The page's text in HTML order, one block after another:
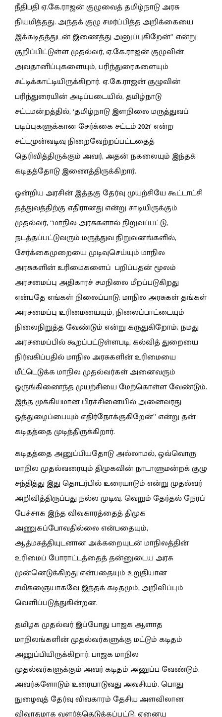
நீதிபதி ஏ.கே.ராஜன் குழுவைத் தமிழ்நாடு அரசு
நியமித்தது. அந்தக் குழு சமர்ப்பித்த அறிக்கையை
இக்கடிதத்துடன் இணைத்து அனுப்புகிறேன்” என்று
குறிப்பிட்டுள்ள முதல்வர், ஏ.கே.ராஜன் குழுவின்
அவதானிப்புகளையும், பரிந்துரைகளையும்
சுட்டிக்காட்டியிருக்கிறார். ஏ.கே.ராஜன் குழுவின்
பரிந்துரையின் அடிப்படையில், தமிழ்நாடு
சட்டமன்றத்தில், ‘தமிழ்நாடு இளநிலை மருத்துவப்
படிப்புகளுக்கான சேர்க்கை சட்டம் 2021’ என்ற
சட்டமுன்வடிவு நிறைவேற்றப்பட்டதைத்
தெரிவித்திருக்கும் அவர், அதன் நகலையும் இந்தக்
கடிதத்தோடு இணைத்திருக்கிறார்.
ஒன்றிய அரசின் இத்தகு தேர்வு முயற்சியே கூட்டாட்சி
தத்துவத்திற்கு எதிரானது என்று சாடியிருக்கும்
முதல்வர், “மாநில அரசுகளால் நிறுவப்பட்டு,
நடத்தப்பட்டுவரும் மருத்துவ நிறுவனங்களில்,
சேர்க்கைமுறையை முடிவுசெய்யும் மாநில
அரசுகளின் உரிமைகளைப் பறிப்பதன் மூலம்
அரசமைப்பு அதிகாரச் சமநிலை மீறப்படுகிறது
என்பதே எங்கள் நிலைப்பாடு; மாநில அரசுகள் தங்கள்
அரசமைப்பு உரிமையையும், நிலைப்பாட்டையும்
நிலைநிறுத்த வேண்டும் என்று கருதுகிறோம்; நமது
அரசமைப்பில் கூறப்பட்டுள்ளபடி, கல்வித் துறையை
நிர்வகிப்பதில் மாநில அரசுகளின் உரிமையை
மீட்டெடுக்க மாநில முதல்வர்கள் அனைவரும்
ஒருங்கிணைந்த முயற்சியை மேற்கொள்ள வேண்டும்.
இந்த முக்கியமான பிரச்சினையில் அனைவரது
ஒத்துழைப்பையும் எதிர்நோக்குகிறேன்” என்று தன்
கடிதத்தை முடித்திருக்கிறார்.
கடிதத்தை அனுப்பியதோடு அல்லாமல், ஒவ்வொரு
மாநில முதல்வரையும் திமுகவின் நாடாளுமன்றக் குழு
சந்தித்து இது தொடர்பில் உரையாடும் என்று முதல்வர்
அறிவித்திருப்பது நல்ல முடிவு. வெறும் தேர்தல் நேரப்
பேச்சாக இந்த விவகாரத்தைத் திமுக
அணுகப்போவதில்லை என்பதையும்,
ஆத்மசுத்தியுடனான அக்கறையுடன் மாநிலத்தின்
உரிமைப் போராட்டத்தைத் தன்னுடைய அரசு
முன்னெடுக்கிறது என்பதையும் உறுதியான
சமிக்ஞையாகவே இந்தக் கடிதமும், அறிவிப்பும்
வெளிப்படுத்துகின்றன.
தமிழக முதல்வர் இப்போது பாஜக ஆளாத
மாநிலங்களின் முதல்வர்களுக்கு மட்டும் கடிதம்
அனுப்பியிருக்கிறார்; பாஜக மாநில
முதல்வர்களுக்கும் அவர் கடிதம் அனுப்ப வேண்டும்.
அவர்களோடும் உரையாடுவது அவசியம். பொது
நுழைவுத் தேர்வு விவகாரம் தேசிய அளவிலான